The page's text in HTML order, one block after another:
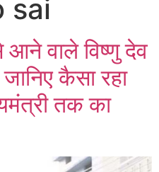
sai
आने वाले विष्णु देव
कैसा रहा
तक का